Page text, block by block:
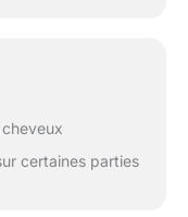
certaines parties